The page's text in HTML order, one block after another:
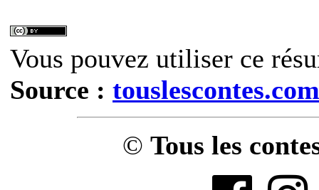
Vous pouvez utiliser ce
Source : touslescontes.com
© Tous les